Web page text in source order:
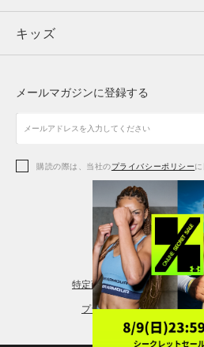
キッズ
アクセサリー
ボトムス
アクセサリー
トップス
シューズ
アクセサリー
レギンス＆タイツ
キッズ
シューズ
メールマガジンに登録する
購読の際は、当社のプライバシーポリシー
特定商取引法に基づく通販の
プライバシーポリシー